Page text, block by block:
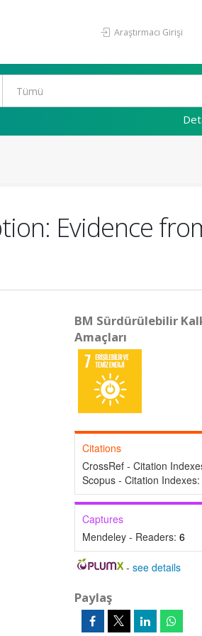
Araştırmacı Girişi
Evidence
BM Sürdürülebilir
Amaçları
Citations
CrossRef - Citation
Scopus - Citation Indexes:
Captures
Mendeley - Readers: 6
-see details
Paylaş